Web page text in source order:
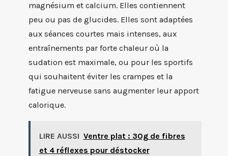
magnésium et calcium. Elles contiennent
peu ou pas de glucides. Elles sont adaptées
aux séances courtes mais intenses, aux
entraînements par forte chaleur où la
sudation est maximale, ou pour les sportifs
qui souhaitent éviter les crampes et la
fatigue nerveuse sans augmenter leur apport
calorique.
LIRE AUSSI Ventre plat : 30g de fibres
et 4 réflexes pour déstocker